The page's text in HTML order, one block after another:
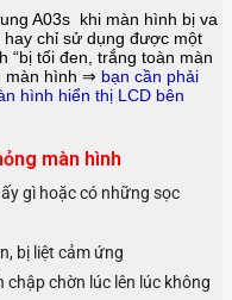
A03s khi màn hình bị va
chỉ sử dụng được một
“bị tối đen, trắng toàn màn
màn hình ⇒ bạn cần phải
hình hiển thị LCD bên
màn hình
gì hoặc có những sọc
bị liệt cảm ứng
chập chờn lúc lên lúc không